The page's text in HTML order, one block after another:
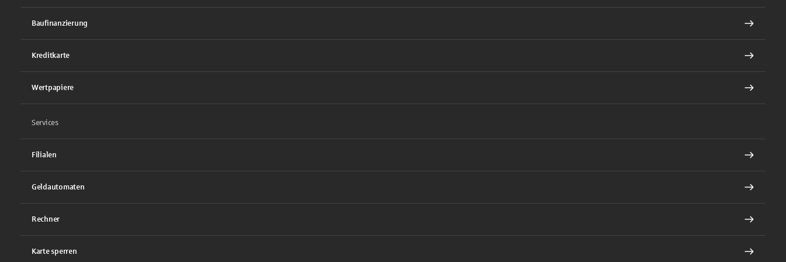
Baufinanzierung
Kreditkarte
Wertpapiere
Services
Filialen
Geldautomaten
Rechner
Karte sperren